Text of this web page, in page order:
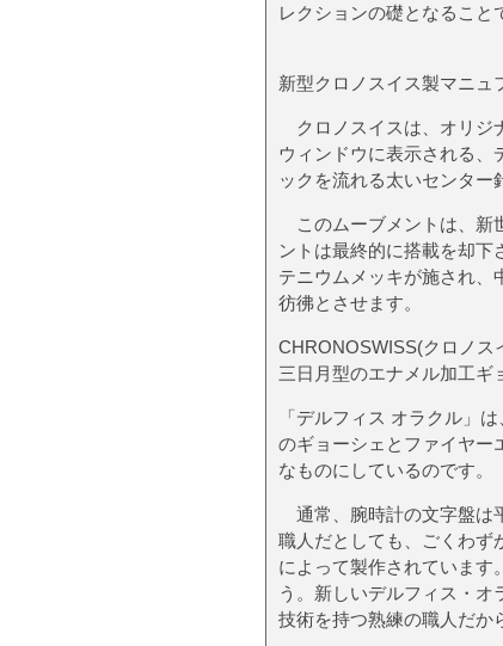
レクションの礎となること
新型クロノスイス製マニュ
クロノスイスは、オリジ
ウィンドウに表示される、
ックを流れる太いセンター
このムーブメントは、新
ントは最終的に搭載を却
テニウムメッキが施され、
彷彿とさせます。
CHRONOSWISS(クロノス
三日月型のエナメル加工ギ
「デルフィス オラクル」
のギョーシェとファイヤー
なものにしているのです。
通常、腕時計の文字盤は
職人だとしても、ごくわず
によって製作されています
う。新しいデルフィス・オ
技術を持つ熟練の職人だか